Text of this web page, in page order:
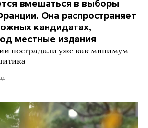
вмешаться в выборы
Она распространяет
кандидатах,
местные издания
пострадали уже как минимум